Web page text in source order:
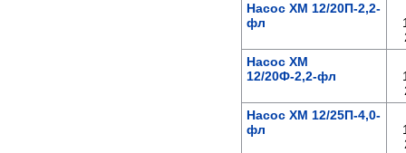
Насос ХМ 12/20П-2,2-
фл
Насос ХМ
12/20Ф-2,2-фл
Насос ХМ 12/25П-4,0-
фл